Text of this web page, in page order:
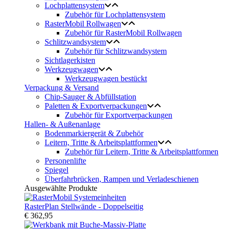
Lochplattensystem
Zubehör für Lochplattensystem
RasterMobil Rollwagen
Zubehör für RasterMobil Rollwagen
Schlitzwandsystem
Zubehör für Schlitzwandsystem
Sichtlagerkisten
Werkzeugwagen
Werkzeugwagen bestückt
Verpackung & Versand
Chip-Sauger & Abfüllstation
Paletten & Exportverpackungen
Zubehör für Exportverpackungen
Hallen- & Außenanlage
Bodenmarkiergerät & Zubehör
Leitern, Tritte & Arbeitsplattformen
Zubehör für Leitern, Tritte & Arbeitsplattformen
Personenlifte
Spiegel
Überfahrbrücken, Rampen und Verladeschienen
Ausgewählte Produkte
RasterPlan Stellwände - Doppelseitig
€ 362,95